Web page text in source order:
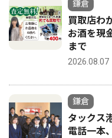
鎌倉
買取店わ
お酒を現
まで
2026.08.07
鎌倉
タックス
電話一本